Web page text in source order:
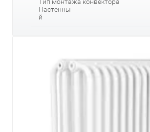
Тип монтажа конвектора
Настенны
й